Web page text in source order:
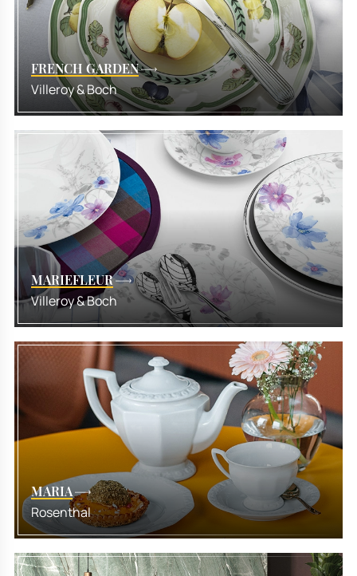
FRENCH GARDEN
Villeroy & Boch
MARIEFLEUR
Villeroy & Boch
MARIA
Rosenthal